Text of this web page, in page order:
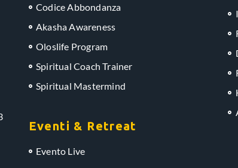
Codice Abbondanza
Akasha Awareness
Oloslife Program
Spiritual Coach Trainer
Spiritual Mastermind
Eventi & Retreat
Evento Live